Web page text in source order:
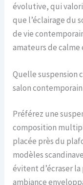
évolutive, qui
que l’éclairage du
de vie
amateurs de calme
Quelle suspension
salon contemporain
Préférez une
composition
placée près du
modèles
évitent d’écraser
ambiance